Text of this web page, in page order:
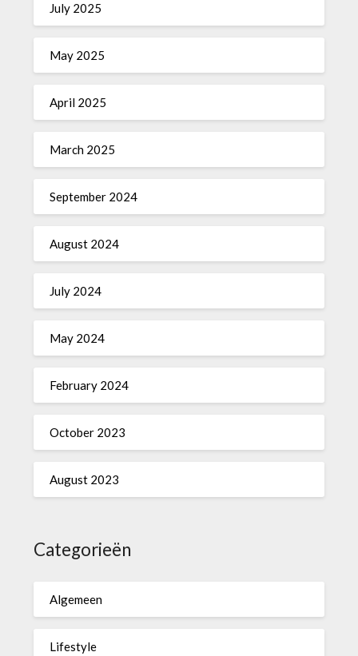
July 2025
May 2025
April 2025
March 2025
September 2024
August 2024
July 2024
May 2024
February 2024
October 2023
August 2023
Categorieën
Algemeen
Lifestyle